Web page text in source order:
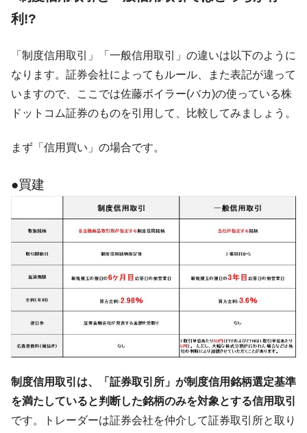
『Money1』
『Money1』
米国下院「韓国の公務員個人をターゲット
にぶん殴る法案」提出！⇒ クーパン問題は合衆国企業に対
する差別。許してはおかぬ
『Money1』
韓国ボンクラ政策室長･金容範、株価暴落に
『Money1』
韓国半導体『SKハイニックス』2026年2Qの
Fact1
Fact1
府県とは？
Fact1 今話題の「楽天ライオンズ」とは？
Fact1 奇跡の毛色「白毛馬」とは？
Fact1
全て勝つといくら？ 競馬GI競走で勝利騎手がもら
える賞金とは？
Fact1 平成仮面ライダーの意外すぎるモチーフとは？
なスーパーリーグとは？
Fact1
日本人マスターズ挑戦の歴史。松山以前に最高位
だった選手とは？
利!?
「制度信用取引」「一般信用取引」の違いは以下のように
なります。証券会社によってもルール、また表記が違って
いますので、ここでは佐藤ボイラー(バカ)の使っている株
ドットコム証券のものを引用して、比較してみましょう。
まず「信用買い」の場合です。
●買建
制度信用取引は、「証券取引所」が制度信用銘柄選定基準
を満たしていると判断した銘柄のみを対象とする信用取引
です。トレーダーは証券会社を仲介して証券取引所と取り